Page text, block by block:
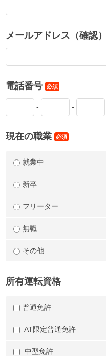
メールアドレス（確認
電話番号 必須
- -
現在の職業 必須
就業中
新卒
フリーター
無職
その他
所有運転資格
普通免許
AT限定普通免許
中型免許